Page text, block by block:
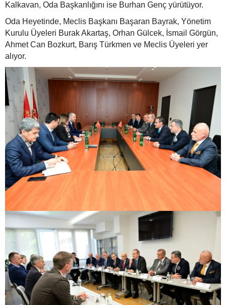
Kalkavan, Oda Başkanlığını ise Burhan Genç yürütüyor.
Oda Heyetinde, Meclis Başkanı Başaran Bayrak, Yönetim
Kurulu Üyeleri Burak Akartaş, Orhan Gülcek, İsmail Görgün,
Ahmet Can Bozkurt, Barış Türkmen ve Meclis Üyeleri yer
alıyor.